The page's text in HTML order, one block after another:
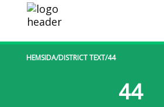
HEMSIDA/DISTRICT TEXT/44
44